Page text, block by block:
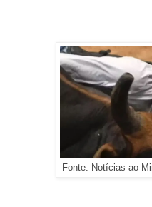
Fonte: Notícias ao